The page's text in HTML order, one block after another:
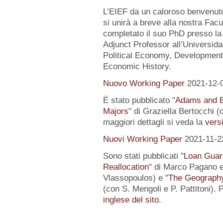
L’EIEF da un caloroso
si unirà a breve alla nostra
completato il suo PhD presso
Adjunct Professor
Political Economy,
Economic History.
Nuovo Working Paper 2021-12-
È stato pubblicato "Adams and
Majors" di Graziella Bertocchi
maggiori dettagli si veda la
Nuovi Working Paper 2021-11-
Sono stati pubblicati "Loan
Reallocation" di Marco Pagano
Vlassopoulos) e "The
(con S. Mengoli e P. Pattitoni).
inglese del sito.